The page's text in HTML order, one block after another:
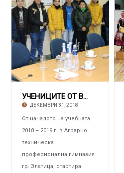
УЧЕНИЦИТЕ ОТ ВТОРИЯ ВИПУСК ЗА ДУАЛНО ОБУЧЕНИЕ
ДЕКЕМВРИ 31, 2018
От началото на учебната
2018 – 2019 г. в Аграрно
техническа
професионална гимназия
гр. Златица, стартира